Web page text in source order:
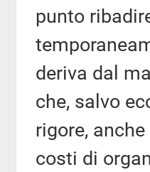
punto
deriva dal
che, salvo
rigore,
costi di